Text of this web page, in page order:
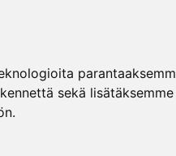
sekä